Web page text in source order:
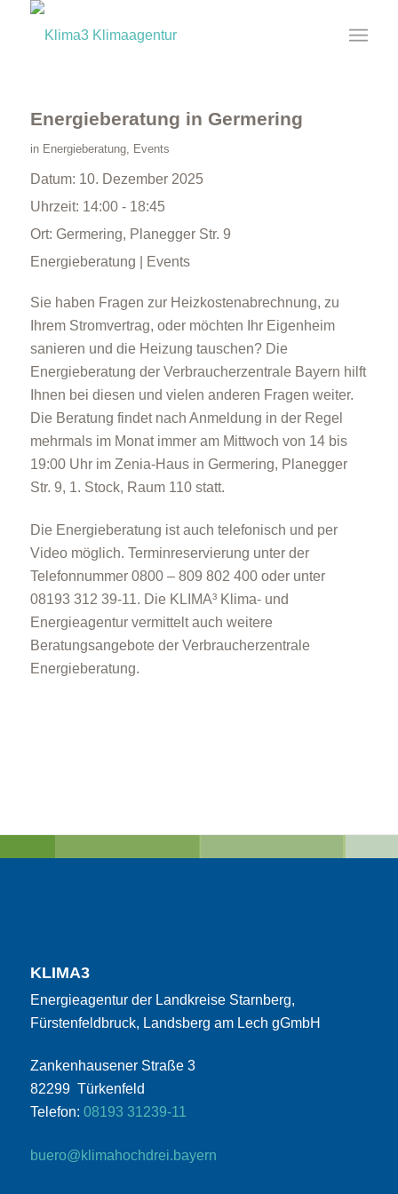
Energieberatung in Germering
in Energieberatung, Events
Datum: 10. Dezember 2025
Uhrzeit: 14:00 - 18:45
Ort: Germering, Planegger Str. 9
Energieberatung | Events
Sie haben Fragen zur Heizkostenabrechnung, zu
Ihrem Stromvertrag, oder möchten Ihr Eigenheim
sanieren und die Heizung tauschen? Die
Energieberatung der Verbraucherzentrale Bayern hilft
Ihnen bei diesen und vielen anderen Fragen weiter.
Die Beratung findet nach Anmeldung in der Regel
mehrmals im Monat immer am Mittwoch von 14 bis
19:00 Uhr im Zenia-Haus in Germering, Planegger
Str. 9, 1. Stock, Raum 110 statt.
Die Energieberatung ist auch telefonisch und per
Video möglich. Terminreservierung unter der
Telefonnummer 0800 – 809 802 400 oder unter
08193 312 39-11. Die KLIMA³ Klima- und
Energieagentur vermittelt auch weitere
Beratungsangebote der Verbraucherzentrale
Energieberatung.
KLIMA3
Energieagentur der Landkreise Starnberg,
Fürstenfeldbruck, Landsberg am Lech gGmbH
Zankenhausener Straße 3
82299 Türkenfeld
Telefon: 08193 31239-11
buero@klimahochdrei.bayern